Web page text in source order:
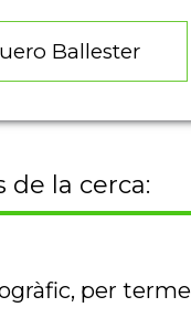
de la cerca:
per